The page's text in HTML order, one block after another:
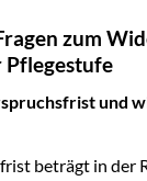
zum
Pflegestufe
und
beträgt in der